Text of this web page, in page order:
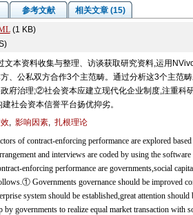
参考文献
相关文章 (15)
(1 KB)
文本资料收集与整理、访谈获取研究资料,运用
、公私双方合作3个主范畴。通过分析这3个主范
府治理;②社会资本应建立现代化企业制度,注重
社会资本信誉平台扬优抑劣。
, 影响因素, 扎根理论
of contract-enforcing performance are explored
and interviews are coded by using the
enforcing performance are governments,social
Governments governance should be improved
system should be established,great attention
by governments to realize equal market transaction with